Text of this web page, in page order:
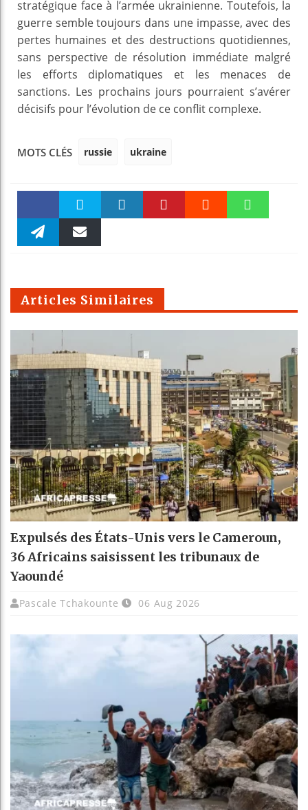
stratégique face à l’armée ukrainienne. Toutefois, la
guerre semble toujours dans une impasse, avec des
pertes humaines et des destructions quotidiennes,
sans perspective de résolution immédiate malgré
les efforts diplomatiques et les menaces de
sanctions. Les prochains jours pourraient s’avérer
décisifs pour l’évolution de ce conflit complexe.
MOTS CLÉS russie ukraine
Faceboo Twitter
m
Articles Similaires
Expulsés des États-Unis vers le Cameroun,
36 Africains saisissent les tribunaux de
Yaoundé
Pascale Tchakounte 06 Aug 2026